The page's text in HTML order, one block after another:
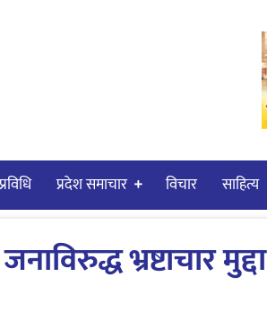
प्रदेश समाचार विचार साहित्य
भ्रष्टाचार मुद्दा